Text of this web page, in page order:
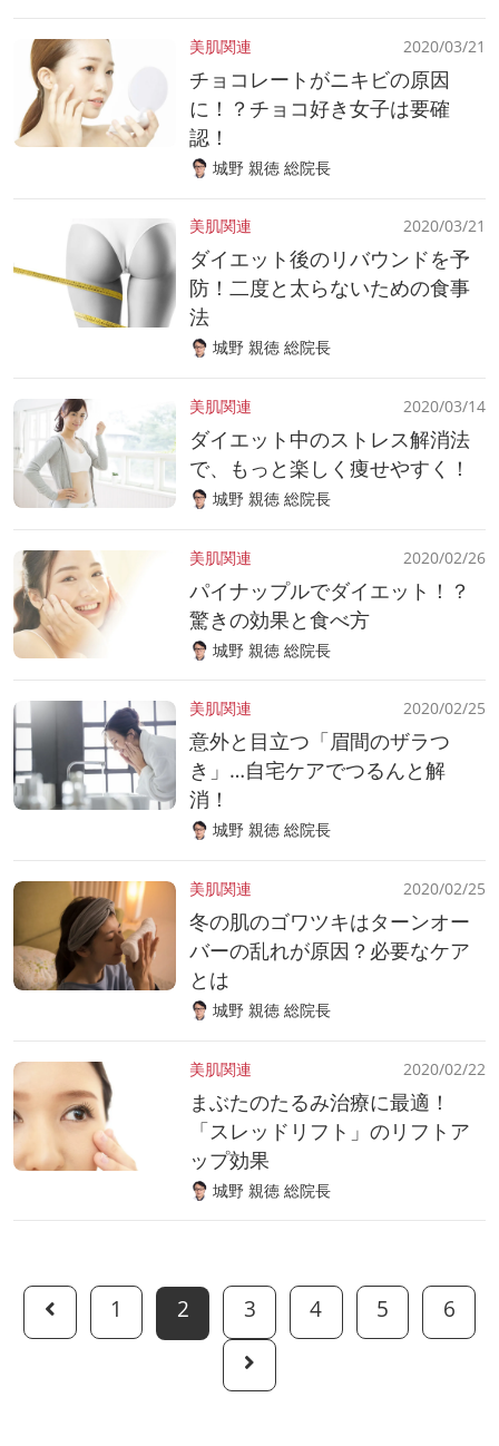
美肌関連 2020/03/21
チョコレートがニキビの原因
に！？チョコ好き女子は要確
認！
城野 親徳 総院長
美肌関連 2020/03/21
ダイエット後のリバウンドを予
防！二度と太らないための食事
法
城野 親徳 総院長
美肌関連 2020/03/14
ダイエット中のストレス解消法
で、もっと楽しく痩せやすく！
城野 親徳 総院長
美肌関連 2020/02/26
パイナップルでダイエット！？
驚きの効果と食べ方
城野 親徳 総院長
美肌関連 2020/02/25
意外と目立つ「眉間のザラつ
き」…自宅ケアでつるんと解
消！
城野 親徳 総院長
美肌関連 2020/02/25
冬の肌のゴワツキはターンオー
バーの乱れが原因？必要なケア
とは
城野 親徳 総院長
美肌関連 2020/02/22
まぶたのたるみ治療に最適！
「スレッドリフト」のリフトア
ップ効果
城野 親徳 総院長
1 2 3 4 5 6